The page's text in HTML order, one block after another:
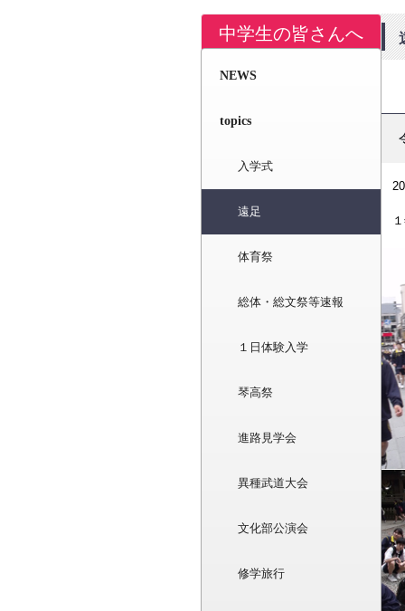
中学生の皆さんへ
NEWS
topics
入学式
遠足
体育祭
総体・総文祭等速報
１日体験入学
琴高祭
進路見学会
異種武道大会
文化部公演会
修学旅行